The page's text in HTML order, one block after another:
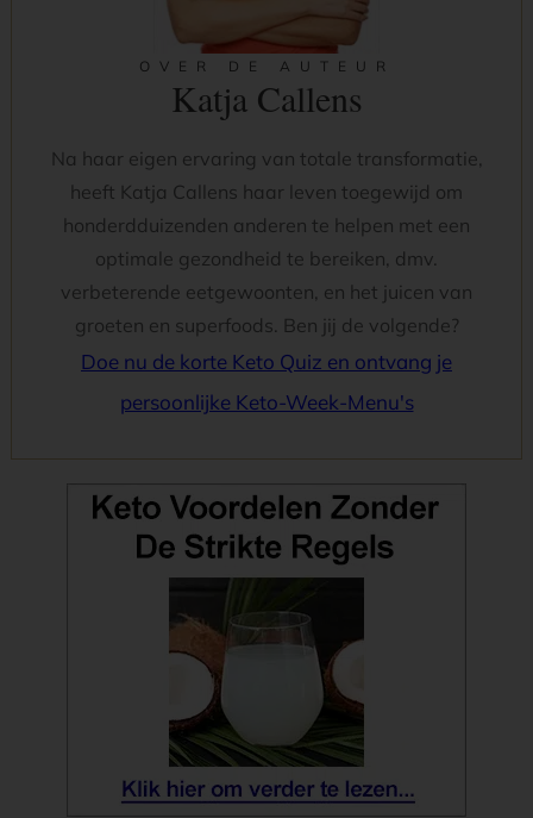
OVER DE AUTEUR
Katja Callens
Na haar eigen ervaring van totale transformatie,
heeft Katja Callens haar leven toegewijd om
honderdduizenden anderen te helpen met een
optimale gezondheid te bereiken, dmv.
verbeterende eetgewoonten, en het juicen van
groeten en superfoods. Ben jij de volgende?
Doe nu de korte Keto Quiz en ontvang je
persoonlijke Keto-Week-Menu's